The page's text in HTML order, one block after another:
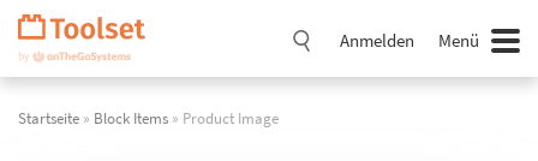
Navigation
überspringen
Anmelden Menü
Startseite » Block Items » Product Image